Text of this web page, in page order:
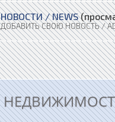
НОВОСТИ / NEWS
ДОБАВИТЬ СВОЮ НОВОСТЬ /